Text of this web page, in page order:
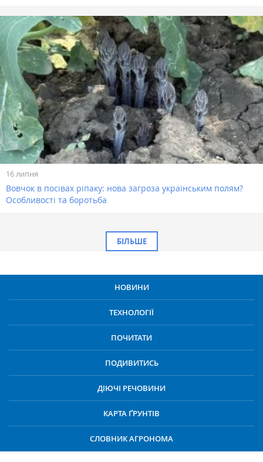
16 липня
Вовчок в посівах ріпаку: нова загроза українським полям?
Особливості та боротьба
БІЛЬШЕ
НОВИНИ
ТЕХНОЛОГІЇ
ПОЧИТАТИ
ПОДИВИТИСЬ
ДІЮЧІ РЕЧОВИНИ
КАРТА ҐРУНТІВ
СЛОВНИК АГРОНОМА